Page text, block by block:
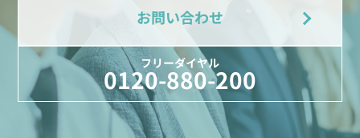
お問い合わせ
フリーダイヤル
0120-880-200